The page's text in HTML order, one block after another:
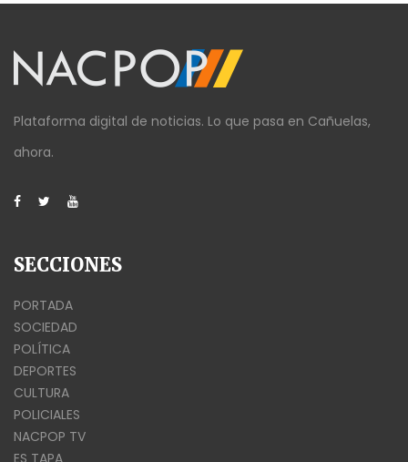
Plataforma digital de noticias. Lo que pasa en Cañuelas,
ahora.
SECCIONES
PORTADA
SOCIEDAD
POLÍTICA
DEPORTES
CULTURA
POLICIALES
NACPOP TV
ES TAPA